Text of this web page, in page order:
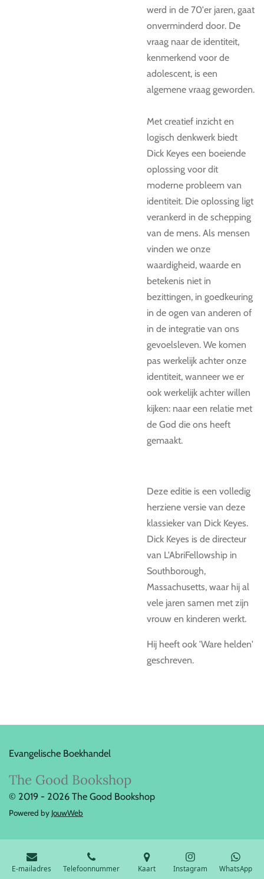
werd in de 70'er jaren, gaat
onverminderd door. De
vraag naar de identiteit,
kenmerkend voor de
adolescent, is een
algemene vraag geworden.
Met creatief inzicht en
logisch denkwerk biedt
Dick Keyes een boeiende
oplossing voor dit
moderne probleem van
identiteit. Die oplossing ligt
verankerd in de schepping
van de mens. Als mensen
vinden we onze
waardigheid, waarde en
betekenis niet in
bezittingen, in goedkeuring
in de ogen van anderen of
in de integratie van ons
gevoelsleven. We komen
pas werkelijk achter onze
identiteit, wanneer we er
ook werkelijk achter willen
kijken: naar een relatie met
de God die ons heeft
gemaakt.
Deze editie is een volledig
herziene versie van deze
klassieker van Dick Keyes.
Dick Keyes is de directeur
van L'AbriFellowship in
Southborough,
Massachusetts, waar hij al
vele jaren samen met zijn
vrouw en kinderen werkt.
Hij heeft ook 'Ware helden'
geschreven.
Evangelische Boekhandel
The Good Bookshop
© 2019 - 2026 The Good Bookshop
Powered by JouwWeb
E-mailadres Telefoonnummer Kaart Instagram WhatsApp